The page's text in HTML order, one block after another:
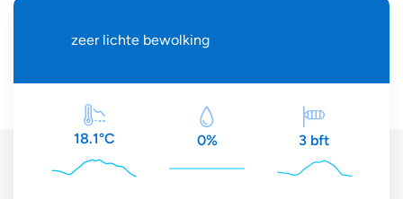
zeer lichte bewolking
18.1°C 0% 3 bft